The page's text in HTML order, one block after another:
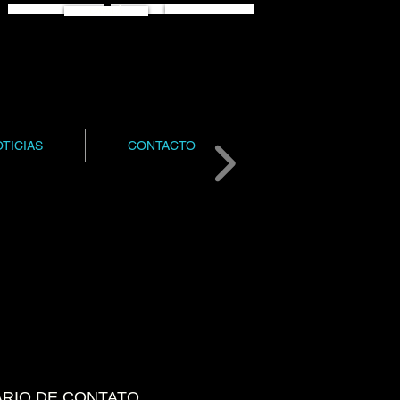
ESPAÑOL ENGLISH
CONTACTO